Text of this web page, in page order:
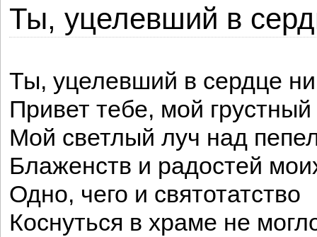
Ты, уцелевший в
Ты, уцелевший в сердце
Привет тебе, мой грустный
Мой светлый луч над
Блаженств и радостей
Одно, чего и святотатство
Коснуться в храме не